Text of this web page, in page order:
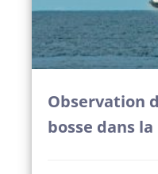
Observation
bosse dans